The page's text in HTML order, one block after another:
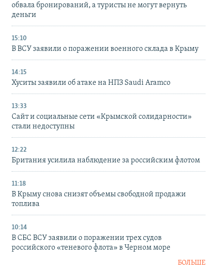
обвала бронирований, а туристы не могут вернуть
деньги
15:10
В ВСУ заявили о поражении военного склада в Крыму
14:15
Хуситы заявили об атаке на НПЗ Saudi Aramco
13:33
Сайт и социальные сети «Крымской солидарности»
стали недоступны
12:22
Британия усилила наблюдение за российским флотом
11:18
В Крыму снова снизят объемы свободной продажи
топлива
10:14
В СБС ВСУ заявили о поражении трех судов
российского «теневого флота» в Черном море
БОЛЬШЕ